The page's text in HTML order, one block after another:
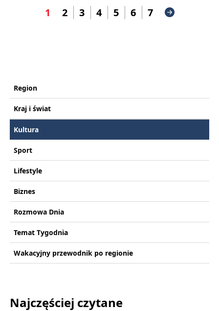
1 2 3 4 5 6 7
Region
Kraj i świat
Kultura
Sport
Lifestyle
Biznes
Rozmowa Dnia
Temat Tygodnia
Wakacyjny przewodnik po regionie
Najczęściej czytane